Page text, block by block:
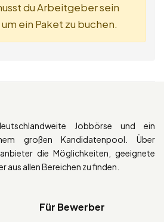
du Arbeitgeber sein
um ein Paket zu buchen.
Jobbörse und ein
großen Kandidatenpool. Über
die Möglichkeiten, geeignete
aus allen Bereichen zu finden.
Für Bewerber